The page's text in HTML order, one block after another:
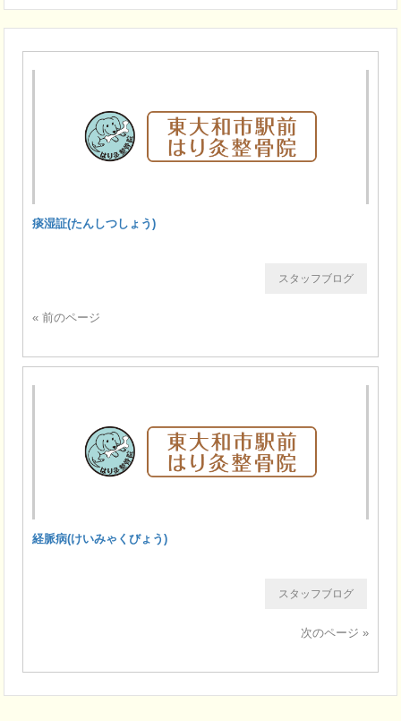
痰湿証(たんしつしょう)
スタッフブログ
« 前のページ
経脈病(けいみゃくびょう)
スタッフブログ
次のページ »